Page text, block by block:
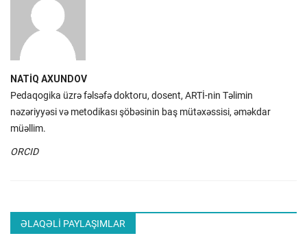
NATİQ AXUNDOV
Pedaqogika üzrə fəlsəfə doktoru, dosent, ARTİ-nin Təlimin
nəzəriyyəsi və metodikası şöbəsinin baş mütəxəssisi, əməkdar
müəllim.
ORCID
ƏLAQƏLI PAYLAŞIMLAR